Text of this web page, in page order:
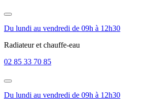
Du lundi au vendredi de 09h à 12h30
Radiateur et chauffe-eau
02 85 33 70 85
Du lundi au vendredi de 09h à 12h30